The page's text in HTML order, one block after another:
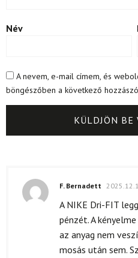
Név
A nevem, e-mail címem, és
böngészőben a következő
F. Bernadett
A NIKE Dri-FIT
pénzét. A
az anyag nem
mosás után sem.